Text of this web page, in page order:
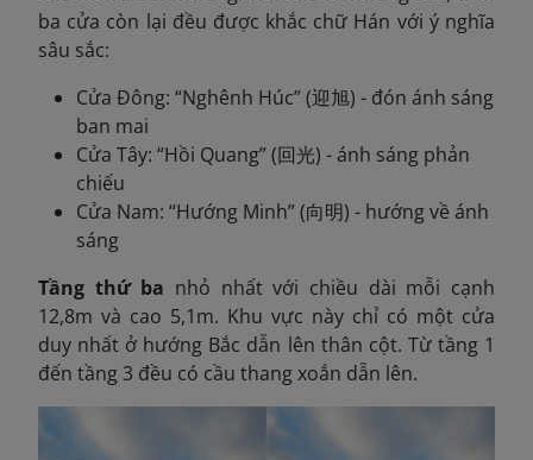
ba cửa còn lại đều được khắc chữ Hán với ý nghĩa
sâu sắc:
Cửa Đông: “Nghênh Húc” (迎旭) - đón ánh sáng
ban mai
Cửa Tây: “Hồi Quang” (回光) - ánh sáng phản
chiếu
Cửa Nam: “Hướng Minh” (向明) - hướng về ánh
sáng
Tầng thứ ba nhỏ nhất với chiều dài mỗi cạnh
12,8m và cao 5,1m. Khu vực này chỉ có một cửa
duy nhất ở hướng Bắc dẫn lên thân cột. Từ tầng 1
đến tầng 3 đều có cầu thang xoắn dẫn lên.